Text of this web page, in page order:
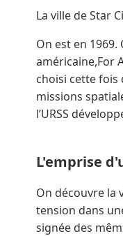
La ville de Star
On est en
américaine,For
choisi cette fois
missions
l’URSS
L'emprise
On découvre la
tension dans
signée des